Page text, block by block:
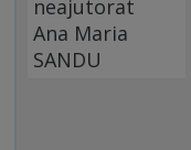
neajutorat
Ana Maria
SANDU